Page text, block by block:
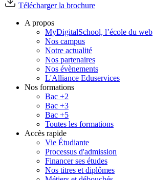
Télécharger la brochure
A propos
MyDigitalSchool, l’école du web
Nos campus
Notre actualité
Nos partenaires
Nos évènements
L'Alliance Eduservices
Nos formations
Bac +2
Bac +3
Bac +5
Toutes les formations
Accès rapide
Vie Étudiante
Processus d'admission
Financer ses études
Nos titres et diplômes